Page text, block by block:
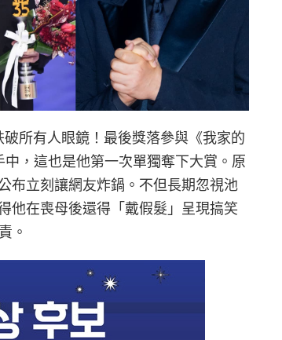
破所有人眼鏡！最後獎落參與《我家的
，這也是他第一次單獨奪下大賞。原
布立刻讓網友炸鍋。不但長期忽視池
他在喪母後還得「戴假髮」呈現搞笑
。